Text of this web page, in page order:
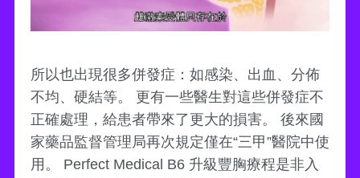
所以也出現很多併發症：如感染、出血、分佈
不均、硬結等。 更有一些醫生對這些併發症不
正確處理，給患者帶來了更大的損害。 後來國
家藥品監督管理局再次規定僅在“三甲”醫院中使
用。 Perfect Medical B6 升級豐胸療程是非入